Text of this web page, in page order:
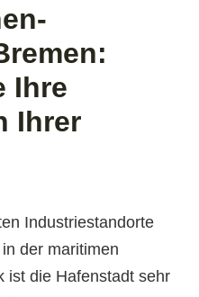
Ihre
Ihrer
Industriestandorte
der maritimen
ist die Hafenstadt sehr